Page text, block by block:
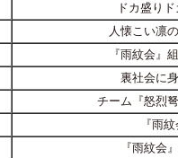
ドカ盛り
人懐こい凛
『雨紋会』
裏社会に
チーム『怒烈
『雨
『雨紋会